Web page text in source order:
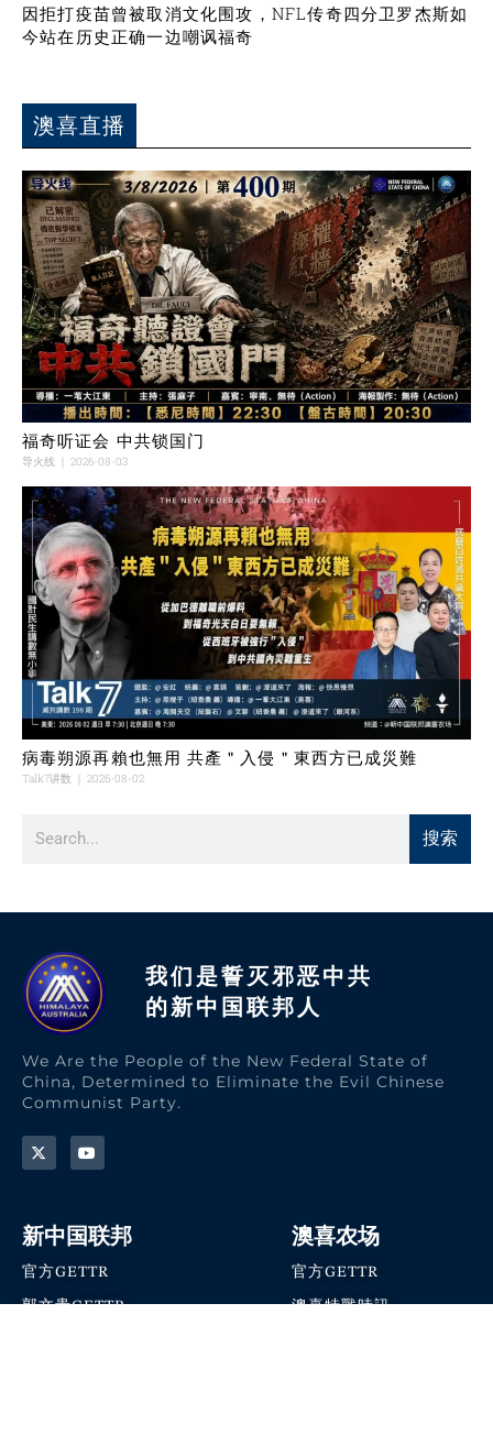
因拒打疫苗曾被取消文化围攻，NFL传奇四分卫罗杰斯如
今站在历史正确一边嘲讽福奇
澳喜直播
福奇听证会 中共锁国门
导火线 2026-08-03
病毒朔源再賴也無用 共產＂入侵＂東西方已成災難
Talk7讲数 2026-08-02
搜索
我们是誓灭邪恶中共
的新中国联邦人​
We Are the People of the New Federal State of
China, Determined to Eliminate the Evil Chinese
Communist Party.
新中国联邦
官方GETTR
郭文贵GETTR
澳喜农场
官方GETTR
澳喜特戰時訊